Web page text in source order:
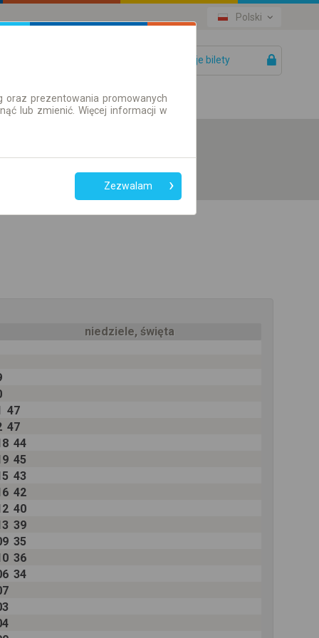
Polski
Twoje bilety
niedziele, święta
47
47
44
45
43
42
40
39
35
36
34
oraz prezentowania promowanych
lub zmienić. Więcej informacji w
Zezwalam